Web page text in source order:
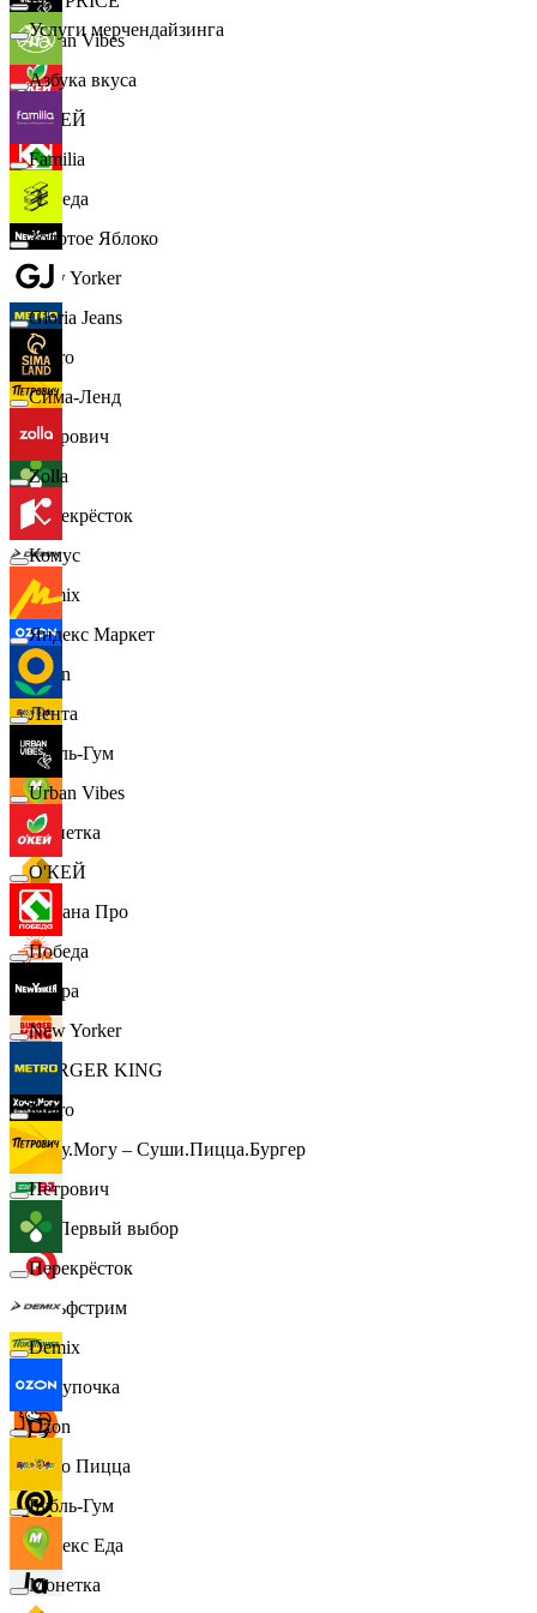
Urban Vibes
О'КЕЙ
Победа
New Yorker
Metro
Петрович
Перекрёсток
Demix
Ozon
Бубль-Гум
Монетка
Лемана Про
7 утра
BURGER KING
Хочу.Могу – Суши.Пицца.Бургер
B1 Первый выбор
Гольфстрим
Покупочка
Додо Пицца
Яндекс Еда
Азбука вкуса
Familia
Золотое Яблоко
Gloria Jeans
Сима-Ленд
Zolla
Комус
Яндекс Маркет
Лента
Urban Vibes
О'КЕЙ
Победа
New Yorker
Metro
Петрович
Перекрёсток
Demix
Ozon
Бубль-Гум
Монетка
Услуги мерчендайзинга